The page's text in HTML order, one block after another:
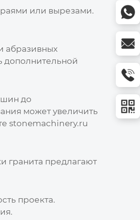
или вырезами.
абразивных
дополнительной
до
может увеличить
stonemachinery.ru
гранита предлагают
проекта.